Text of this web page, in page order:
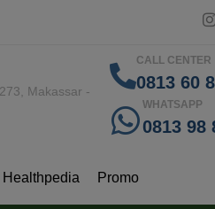
Makassar -
CALL CENTER
0813 60
WHATSAPP
0813 98
Healthpedia Promo